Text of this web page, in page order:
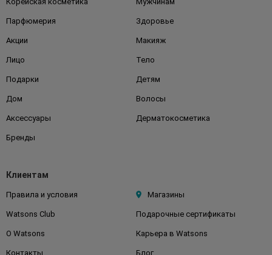
Парфюмерия Здоровье
Акции Макияж
Лицо Тело
Подарки Детям
Дом Волосы
Аксессуары Дерматокосметика
Бренды
Клиентам
Правила и условия Магазины
Watsons Club Подарочные сертификаты
О Watsons Карьера в Watsons
Контакты Блог